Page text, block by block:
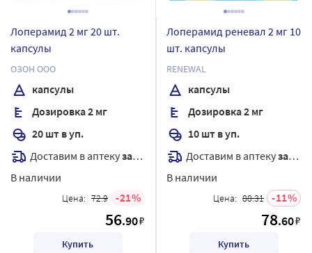
Лоперамид 2 мг 20 шт.
капсулы
ОЗОН ООО
капсулы
Дозировка 2 мг
20 шт в уп.
Доставим в аптекузавтра
В наличии
Цена: 72.9 21
56.90₽
Купить
Лоперамид реневал 2 мг 10
шт. капсулы
RENEWAL
капсулы
Дозировка 2 мг
10 шт в уп.
Доставим в аптекузавтра
В наличии
Цена: 88.31 11
78.60₽
Купить